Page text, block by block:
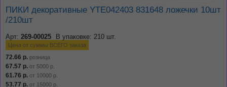
ПИКИ декоративные YTE042403 831648 ложечки 10шт
/210шт
Арт: 269-00025 В упаковке: 210 шт.
Цена от суммы ВСЕГО заказа
72.66 р. розница
67.57 р. от 5000 р.
61.76 р. от 10000 р.
53.77 р. от 15000 р.